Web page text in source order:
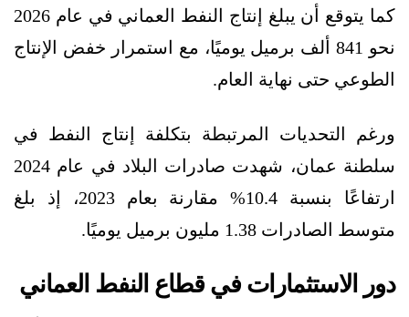
كما يتوقع أن يبلغ إنتاج النفط العماني في عام 2026
نحو 841 ألف برميل يوميًا، مع استمرار خفض الإنتاج
الطوعي حتى نهاية العام.
ورغم التحديات المرتبطة بتكلفة إنتاج النفط في
سلطنة عمان، شهدت صادرات البلاد في عام 2024
ارتفاعًا بنسبة 10.4% مقارنة بعام 2023، إذ بلغ
متوسط الصادرات 1.38 مليون برميل يوميًا.
دور الاستثمارات في قطاع النفط العماني